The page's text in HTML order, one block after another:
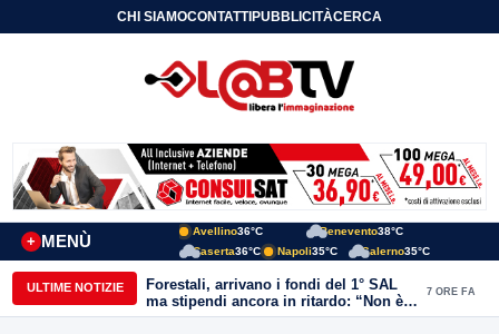
CHI SIAMOCONTATTIPUBBLICITÀCERCA
MENÙ
+
Avellino36°C Benevento38°C
Caserta36°C Napoli35°C Salerno35°C
ULTIME NOTIZIE
Forestali, arrivano i fondi del 1° SAL
ma stipendi ancora in ritardo: “Non è
più sostenibile”
7 ORE FA